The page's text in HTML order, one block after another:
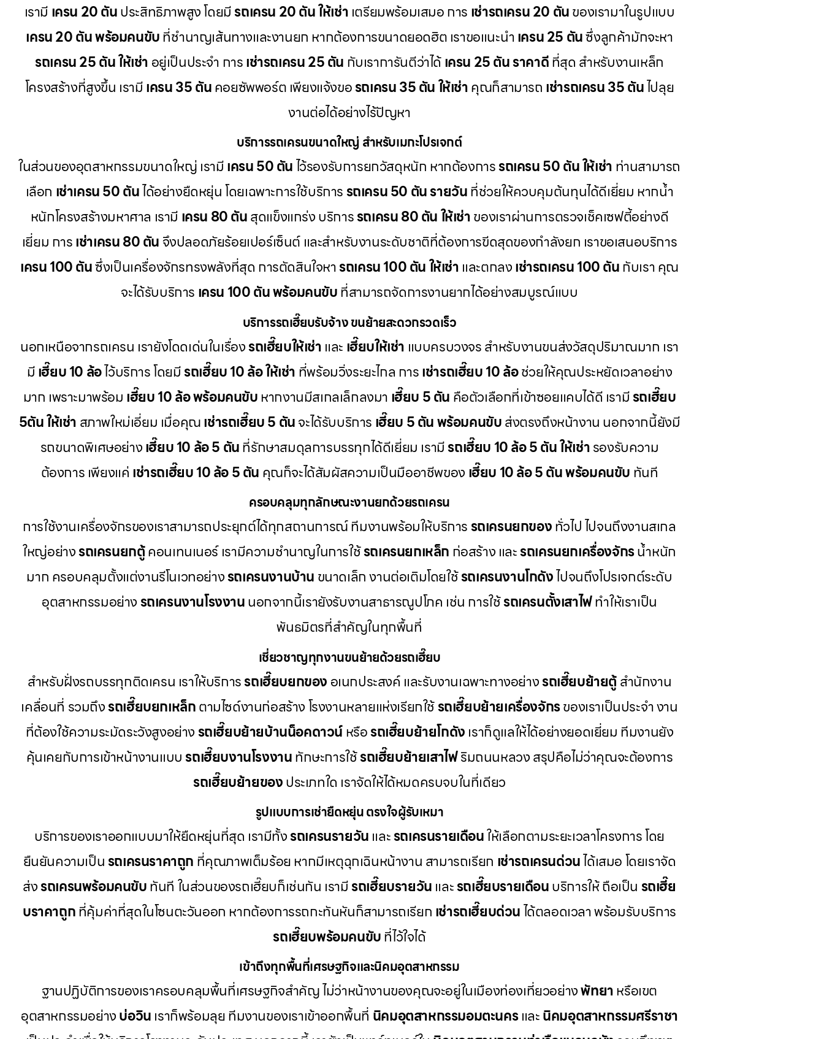
เรามี เครน 20 ตันประสิทธิภาพสูง โดยมีรถเครน 20 ตัน ให้เช่า เตรียมพร้อมเสมอ การ เช่ารถเครน 20 ตันของเรามาในรูปแบบ
เครน 20 ตัน พร้อมคนขับที่ชำนาญเส้นทางและงานยก หากต้องการขนาดยอดฮิต เราขอแนะนำเครน 25 ตันซึ่งลูกค้ามักจะหา
รถเครน 25 ตัน ให้เช่า อยู่เป็นประจำ การเช่ารถเครน 25 ตัน กับเราการันตีว่าได้เครน 25 ตัน ราคาดีที่สุด สำหรับงานเหล็ก
โครงสร้างที่สูงขึ้น เรามีเครน 35 ตันคอยซัพพอร์ต เพียงแจ้งขอรถเครน 35 ตัน ให้เช่าคุณก็สามารถ เช่ารถเครน 35 ตันไปลุย
งานต่อได้อย่างไร้ปัญหา
บริการรถเครนขนาดใหญ่ สำหรับเมกะโปรเจกต์
ในส่วนของอุตสาหกรรมขนาดใหญ่ เรามีเครน 50 ตันไว้รองรับการยกวัสดุหนัก หากต้องการรถเครน 50 ตัน ให้เช่า ท่านสามารถ
เลือก เช่าเครน 50 ตันได้อย่างยืดหยุ่น โดยเฉพาะการใช้บริการรถเครน 50 ตัน รายวันที่ช่วยให้ควบคุมต้นทุนได้ดีเยี่ยม หากน้ำ
หนักโครงสร้างมหาศาล เรามี เครน 80 ตันสุดแข็งแกร่ง บริการรถเครน 80 ตัน ให้เช่าของเราผ่านการตรวจเช็คเซฟตี้อย่างดี
เยี่ยม การเช่าเครน 80 ตันจึงปลอดภัยร้อยเปอร์เซ็นต์ และสำหรับงานระดับชาติที่ต้องการขีดสุดของกำลังยก เราขอเสนอบริการ
เครน 100 ตันซึ่งเป็นเครื่องจักรทรงพลังที่สุด การตัดสินใจหารถเครน 100 ตัน ให้เช่า และตกลงเช่ารถเครน 100 ตันกับเรา คุณ
จะได้รับบริการ เครน 100 ตัน พร้อมคนขับที่สามารถจัดการงานยากได้อย่างสมบูรณ์แบบ
บริการรถเฮี๊ยบรับจ้าง ขนย้ายสะดวกรวดเร็ว
นอกเหนือจากรถเครน เรายังโดดเด่นในเรื่องรถเฮี๊ยบให้เช่า และ เฮี๊ยบให้เช่า แบบครบวงจร สำหรับงานขนส่งวัสดุปริมาณมาก เรา
มีเฮี๊ยบ 10 ล้อไว้บริการ โดยมีรถเฮี๊ยบ 10 ล้อ ให้เช่า ที่พร้อมวิ่งระยะไกล การเช่ารถเฮี๊ยบ 10 ล้อช่วยให้คุณประหยัดเวลาอย่าง
มาก เพราะมาพร้อม เฮี๊ยบ 10 ล้อ พร้อมคนขับหากงานมีสเกลเล็กลงมา เฮี๊ยบ 5 ตัน คือตัวเลือกที่เข้าซอยแคบได้ดี เรามีรถเฮี๊ยบ
5ตัน ให้เช่า สภาพใหม่เอี่ยม เมื่อคุณเช่ารถเฮี๊ยบ 5 ตันจะได้รับบริการ เฮี๊ยบ 5 ตัน พร้อมคนขับส่งตรงถึงหน้างาน นอกจากนี้ยังมี
รถขนาดพิเศษอย่างเฮี๊ยบ 10 ล้อ 5 ตันที่รักษาสมดุลการบรรทุกได้ดีเยี่ยม เรามีรถเฮี๊ยบ 10 ล้อ 5 ตัน ให้เช่ารองรับความ
ต้องการ เพียงแค่ เช่ารถเฮี๊ยบ 10 ล้อ 5 ตัน คุณก็จะได้สัมผัสความเป็นมืออาชีพของ เฮี๊ยบ 10 ล้อ 5 ตัน พร้อมคนขับ ทันที
ครอบคลุมทุกลักษณะงานยกด้วยรถเครน
การใช้งานเครื่องจักรของเราสามารถประยุกต์ได้ทุกสถานการณ์ ทีมงานพร้อมให้บริการรถเครนยกของทั่วไป ไปจนถึงงานสเกล
ใหญ่อย่างรถเครนยกตู้คอนเทนเนอร์ เรามีความชำนาญในการใช้รถเครนยกเหล็ก ก่อสร้าง และรถเครนยกเครื่องจักรน้ำหนัก
มาก ครอบคลุมตั้งแต่งานรีโนเวทอย่างรถเครนงานบ้าน ขนาดเล็ก งานต่อเติมโดยใช้รถเครนงานโกดังไปจนถึงโปรเจกต์ระดับ
อุตสาหกรรมอย่างรถเครนงานโรงงานนอกจากนี้เรายังรับงานสาธารณูปโภค เช่น การใช้รถเครนตั้งเสาไฟทำให้เราเป็น
พันธมิตรที่สำคัญในทุกพื้นที่
เชี่ยวชาญทุกงานขนย้ายด้วยรถเฮี๊ยบ
สำหรับฝั่งรถบรรทุกติดเครน เราให้บริการรถเฮี๊ยบยกของ อเนกประสงค์ และรับงานเฉพาะทางอย่างรถเฮี๊ยบย้ายตู้สำนักงาน
เคลื่อนที่ รวมถึงรถเฮี๊ยบยกเหล็กตามไซด์งานก่อสร้าง โรงงานหลายแห่งเรียกใช้รถเฮี๊ยบย้ายเครื่องจักรของเราเป็นประจำ งาน
ที่ต้องใช้ความระมัดระวังสูงอย่างรถเฮี๊ยบย้ายบ้านน็อคดาวน์หรือรถเฮี๊ยบย้ายโกดัง เราก็ดูแลให้ได้อย่างยอดเยี่ยม ทีมงานยัง
คุ้นเคยกับการเข้าหน้างานแบบรถเฮี๊ยบงานโรงงานทักษะการใช้รถเฮี๊ยบย้ายเสาไฟริมถนนหลวง สรุปคือไม่ว่าคุณจะต้องการ
รถเฮี๊ยบย้ายของประเภทใด เราจัดให้ได้หมดครบจบในที่เดียว
รูปแบบการเช่ายืดหยุ่น ตรงใจผู้รับเหมา
บริการของเราออกแบบมาให้ยืดหยุ่นที่สุด เรามีทั้งรถเครนรายวัน และรถเครนรายเดือนให้เลือกตามระยะเวลาโครงการ โดย
ยืนยันความเป็นรถเครนราคาถูก ที่คุณภาพเต็มร้อย หากมีเหตุฉุกเฉินหน้างาน สามารถเรียก เช่ารถเครนด่วนได้เสมอ โดยเราจัด
ส่งรถเครนพร้อมคนขับทันที ในส่วนของรถเฮี๊ยบก็เช่นกัน เรามีรถเฮี๊ยบรายวัน และรถเฮี๊ยบรายเดือนบริการให้ ถือเป็น รถเฮี๊ย
บราคาถูกที่คุ้มค่าที่สุดในโซนตะวันออก หากต้องการรถกะทันหันก็สามารถเรียก เช่ารถเฮี๊ยบด่วนได้ตลอดเวลา พร้อมรับบริการ
รถเฮี๊ยบพร้อมคนขับที่ไว้ใจได้
เข้าถึงทุกพื้นที่เศรษฐกิจและนิคมอุตสาหกรรม
ฐานปฏิบัติการของเราครอบคลุมพื้นที่เศรษฐกิจสำคัญ ไม่ว่าหน้างานของคุณจะอยู่ในเมืองท่องเที่ยวอย่างพัทยาหรือเขต
อุตสาหกรรมอย่างบ่อวิน เราก็พร้อมลุย ทีมงานของเราเข้าออกพื้นที่ นิคมอุตสาหกรรมอมตะนครและนิคมอุตสาหกรรมศรีราชา